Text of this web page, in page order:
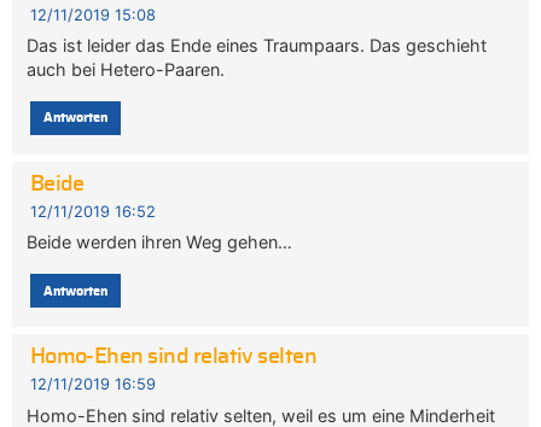
12/11/2019 15:08
Das ist leider das Ende eines Traumpaars. Das geschieht
auch bei Hetero-Paaren.
Antworten
Beide
12/11/2019 16:52
Beide werden ihren Weg gehen…
Antworten
Homo-Ehen sind relativ selten
12/11/2019 16:59
Homo-Ehen sind relativ selten, weil es um eine Minderheit